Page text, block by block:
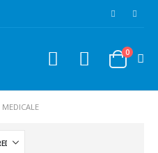
0
MEDICALE